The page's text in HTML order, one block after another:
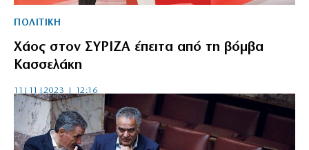
ΠΟΛΙΤΙΚΗ
Χάος στον ΣΥΡΙΖΑ έπειτα από τη βόμβα
Κασσελάκη
11|11|2023 | 12:16